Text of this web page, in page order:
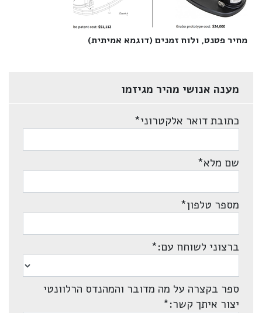
מחיר פטנט, ולוח זמנים (דוגמא אמיתית)‎
מענה אנושי מהיר מגיזמו
כתובת דואר אלקטרוני*
שם מלא*
מספר טלפון*
ברצוני לשוחח עם:*
ספר בקצרה על מה מדובר והמהנדס הרלוונטי
יצור איתך קשר:*